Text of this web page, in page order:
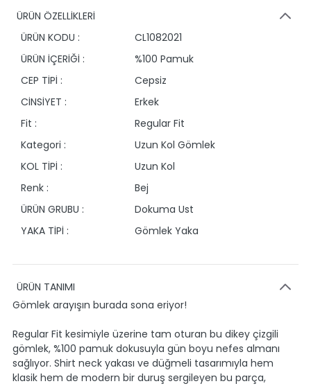
ÜRÜN ÖZELLİKLERİ
ÜRÜN KODU :
CL1082021
ÜRÜN İÇERİĞİ :
%100 Pamuk
CEP TİPİ :
Cepsiz
CİNSİYET :
Erkek
Fit :
Regular Fit
Kategori :
Uzun Kol Gömlek
KOL TİPİ :
Uzun Kol
Renk :
Bej
ÜRÜN GRUBU :
Dokuma Ust
YAKA TİPİ :
Gömlek Yaka
ÜRÜN TANIMI
Gömlek arayışın burada sona eriyor!
Regular Fit kesimiyle üzerine tam oturan bu dikey çizgili
gömlek, %100 pamuk dokusuyla gün boyu nefes almanı
sağlıyor. Shirt neck yakası ve düğmeli tasarımıyla hem
klasik hem de modern bir duruş sergileyen bu parça,